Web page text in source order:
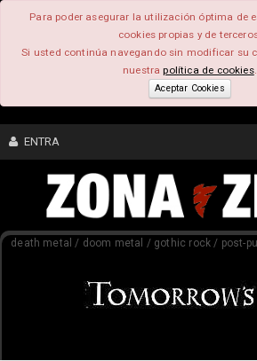
Para poder asegurar la utilización óptima de
cookies propias y de
Si usted continúa navegando sin modificar su
nuestrapolítica de cookies.
Aceptar Cookies
ENTRA
CONTENIDO
FEEEDBACK
death metal / doom metal / gothic rock / post-